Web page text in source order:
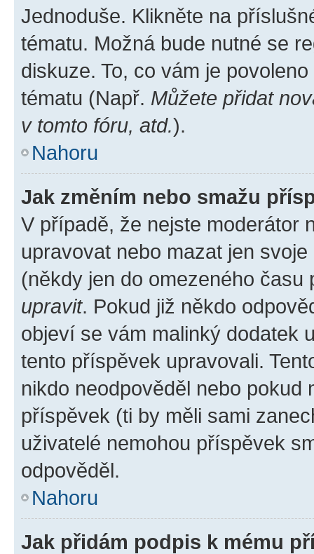
Jednoduše. Klikněte na
tématu. Možná bude nutné se
diskuze. To, co vám je
tématu (Např. Můžete přidat
v tomto fóru, atd.).
Nahoru
Jak změním nebo smažu
V případě, že nejste moderátor
upravovat nebo mazat jen
(někdy jen do omezeného
upravit. Pokud již někdo
objeví se vám malinký dodatek
tento příspěvek upravovali.
nikdo neodpověděl nebo pokud
příspěvek (ti by měli sami
uživatelé nemohou příspěvek
odpověděl.
Nahoru
Jak přidám podpis k mému